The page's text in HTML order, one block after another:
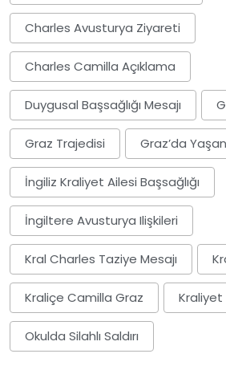
Charles Avusturya Ziyareti
Charles Camilla Açıklama
Duygusal Başsağlığı Mesajı
Graz Trajedisi Graz’da
İngiliz Kraliyet Ailesi Başsağlığı
İngiltere Avusturya Ilişkileri
Kral Charles Taziye Mesajı
Kraliçe Camilla Graz Kraliyet
Okulda Silahlı Saldırı